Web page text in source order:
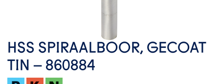
HSS SPIRAALBOOR, GECOAT
TIN – 860884